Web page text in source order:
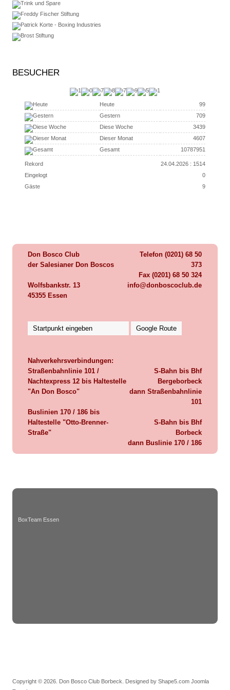
BESUCHER
Heute
99
Gestern
709
Diese Woche
3439
Dieser Monat
4607
Gesamt
10787951
Rekord
24.04.2026 : 1514
Eingelogt
0
Gäste
9
Don Bosco Club
der Salesianer Don Boscos
Wolfsbankstr. 13
45355 Essen
Telefon (0201) 68 50
373
Fax (0201) 68 50 324
info@donboscoclub.de
Nahverkehrsverbindungen:
Straßenbahnlinie 101 /
Nachtexpress 12 bis Haltestelle
"An Don Bosco"
Buslinien 170 / 186 bis
Haltestelle "Otto-Brenner-
Straße"
S-Bahn bis Bhf
Bergeborbeck
dann Straßenbahnlinie
101
S-Bahn bis Bhf
Borbeck
dann Buslinie 170 / 186
BoxTeam Essen
Copyright © 2026. Don Bosco Club Borbeck. Designed by Shape5.com Joomla